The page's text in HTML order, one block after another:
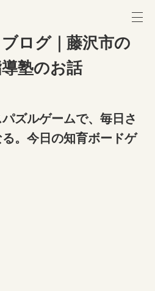
ブログ｜藤沢市の
塾のお話
ズルゲームで、毎日さ
。今日の知育ボードゲ